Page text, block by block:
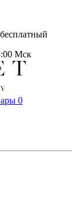
Мск
0